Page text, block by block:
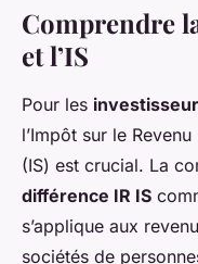
Comprendre
et l’IS
Pour les
l’Impôt sur le
(IS) est crucial. La
différence IR IS
s’applique aux
sociétés de